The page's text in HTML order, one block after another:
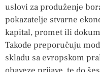
uslovi za produženje
pokazatelje stvarne
kapital, promet ili
Takođe preporučuju
skladu sa evropskom